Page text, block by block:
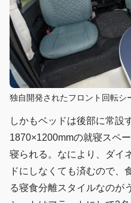
独自開発されたフロント回転シ
しかもベッドは後部に常設
1870×1200mmの就寝スペ
寝られる。なにより、ダイ
ドにしなくても済むので、
る寝食分離スタイルなのが